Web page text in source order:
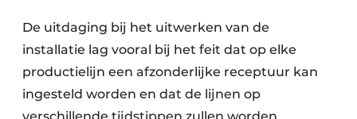
De uitdaging bij het uitwerken van de
installatie lag vooral bij het feit dat op elke
productielijn een afzonderlijke receptuur kan
ingesteld worden en dat de lijnen op